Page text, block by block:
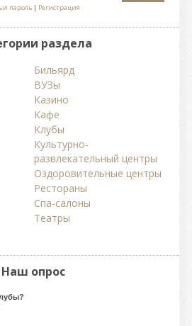
пароль| Регистрация
раздела
Бильярд
ВУЗы
Казино
Кафе
Клубы
Культурно-
развлекательный центры
Оздоровительные центры
Рестораны
Спа-салоны
Театры
Наш опрос